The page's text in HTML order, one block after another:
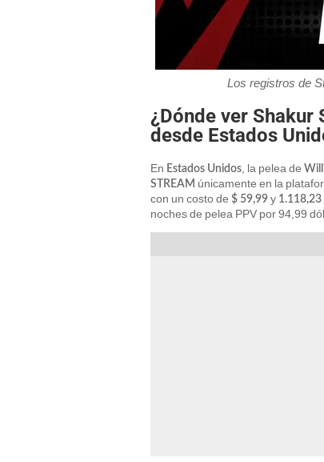
Los registros de
¿Dónde ver Shakur
desde Estados
En Estados Unidos , la pelea de
STREAM únicamente en la
con un costo de $ 59,99 y 1.118,23
noches de pelea PPV por 94,99